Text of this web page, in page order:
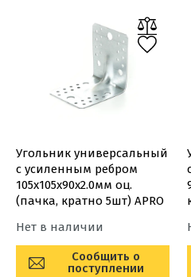
Угольник универсальный
с усиленным ребром
105х105х90х2.0мм оц.
(пачка, кратно 5шт) APRO
Нет в наличии
Сообщить о
поступлении